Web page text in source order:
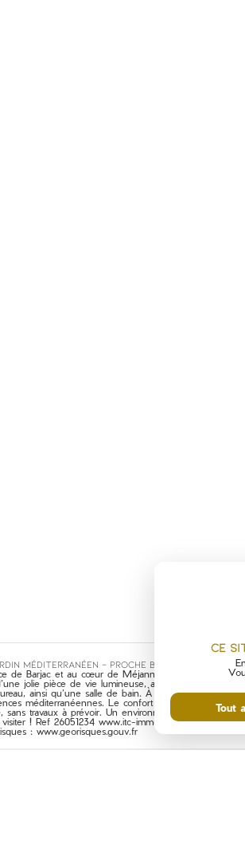
méditerranéen – Proche Barjac
de Barjac et au cœur de Méjannes-le-Clap, cette
jolie pièce de vie lumineuse, agrémentée d’un
ainsi qu’une salle de bain. À l’extérieur, vous
méditerranéennes. Le confort est assuré par un
sans travaux à prévoir. Un environnement calme,
! Ref 26051234 www.itc-immobilier.com Les
: www.georisques.gouv.fr
Ce
Tout